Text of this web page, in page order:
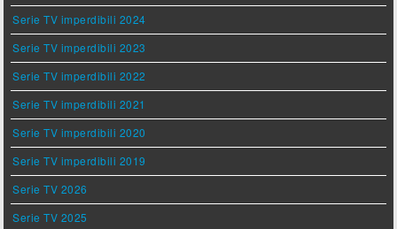
Serie TV imperdibili 2024
Serie TV imperdibili 2023
Serie TV imperdibili 2022
Serie TV imperdibili 2021
Serie TV imperdibili 2020
Serie TV imperdibili 2019
Serie TV 2026
Serie TV 2025